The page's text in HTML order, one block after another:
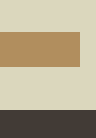
るID